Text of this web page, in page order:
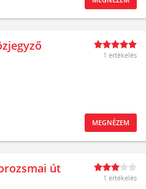
1 értékelés
MEGNÉZEM
út
1 értékelés